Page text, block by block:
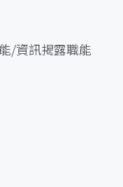
/資訊揭露職能